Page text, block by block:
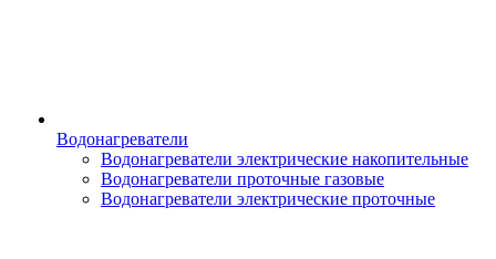
Водонагреватели
Водонагреватели электрические накопительные
Водонагреватели проточные газовые
Водонагреватели электрические проточные